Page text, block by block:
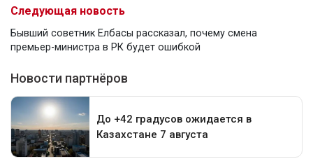
Следующая новость
Бывший советник Елбасы рассказал, почему смена
премьер-министра в РК будет ошибкой